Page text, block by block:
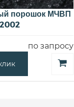
порошок МЧВП
по запросу